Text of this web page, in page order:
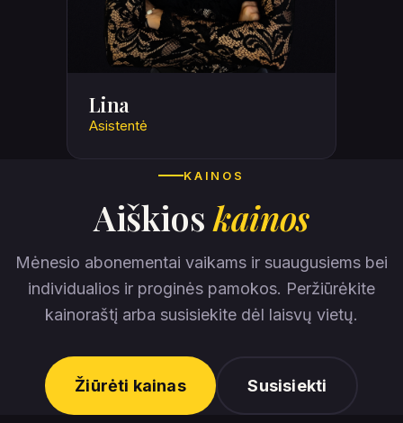
Lina
Asistentė
KAINOS
Aiškioskainos
Mėnesio abonementai vaikams ir suaugusiems bei
individualios ir proginės pamokos. Peržiūrėkite
kainoraštį arba susisiekite dėl laisvų vietų.
Žiūrėti kainas Susisiekti